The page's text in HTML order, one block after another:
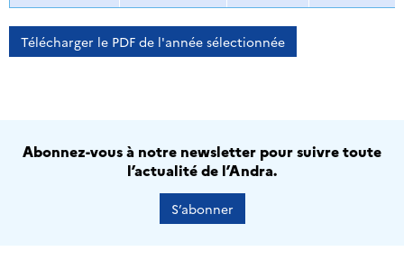
Télécharger le PDF de l'année sélectionnée
Abonnez-vous à notre newsletter pour suivre toute
l’actualité de l’Andra.
S’abonner